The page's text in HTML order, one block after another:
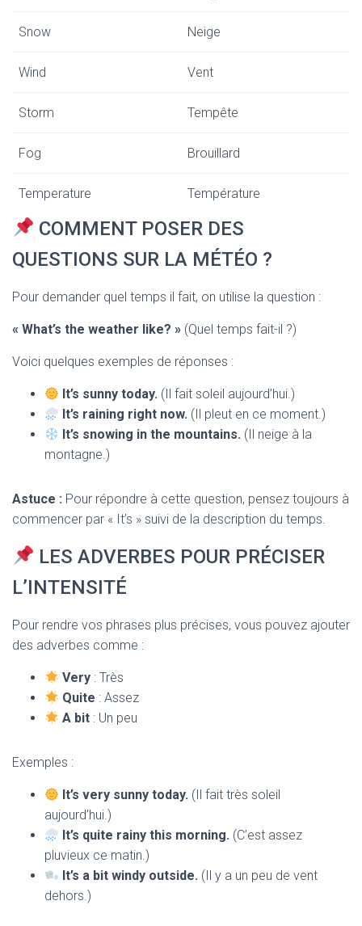
Snow Neige
Wind Vent
Storm Tempête
Fog Brouillard
Temperature Température
COMMENT POSER DES
QUESTIONS SUR LA MÉTÉO ?
Pour demander quel temps il fait, on utilise la question :
« What’s the weather like? » (Quel temps fait-il ?)
Voici quelques exemples de réponses :
It’s sunny today. (Il fait soleil aujourd’hui.)
It’s raining right now. (Il pleut en ce moment.)
It’s snowing in the mountains. (Il neige à la
montagne.)
Astuce : Pour répondre à cette question, pensez toujours à
commencer par « It’s » suivi de la description du temps.
LES ADVERBES POUR PRÉCISER
L’INTENSITÉ
Pour rendre vos phrases plus précises, vous pouvez ajouter
des adverbes comme :
Very : Très
Quite : Assez
A bit : Un peu
Exemples :
It’s very sunny today. (Il fait très soleil
aujourd’hui.)
It’s quite rainy this morning. (C’est assez
pluvieux ce matin.)
It’s a bit windy outside. (Il y a un peu de vent
dehors.)